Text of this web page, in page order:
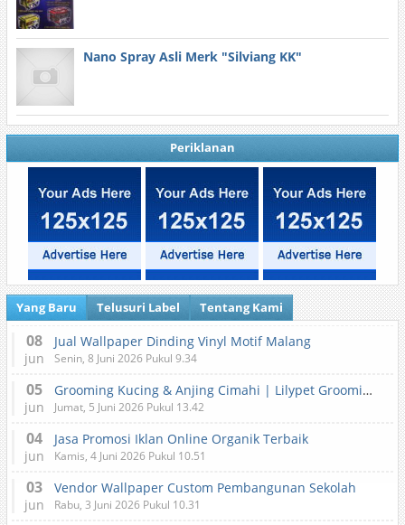
Nano Spray Asli Merk "Silviang KK"
Periklanan
Yang Baru Telusuri Label Tentang Kami
08
jun
Jual Wallpaper Dinding Vinyl Motif Malang
Senin, 8 Juni 2026 Pukul 9.34
05
jun
Grooming Kucing & Anjing Cimahi | Lilypet Grooming & Pet Hotel
Jumat, 5 Juni 2026 Pukul 13.42
04
jun
Jasa Promosi Iklan Online Organik Terbaik
Kamis, 4 Juni 2026 Pukul 10.51
03
jun
Vendor Wallpaper Custom Pembangunan Sekolah
Rabu, 3 Juni 2026 Pukul 10.31